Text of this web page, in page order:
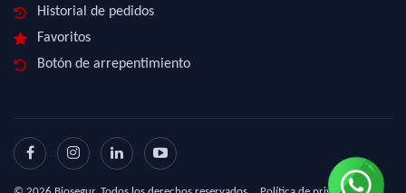
Historial de pedidos
Favoritos
Botón de arrepentimiento